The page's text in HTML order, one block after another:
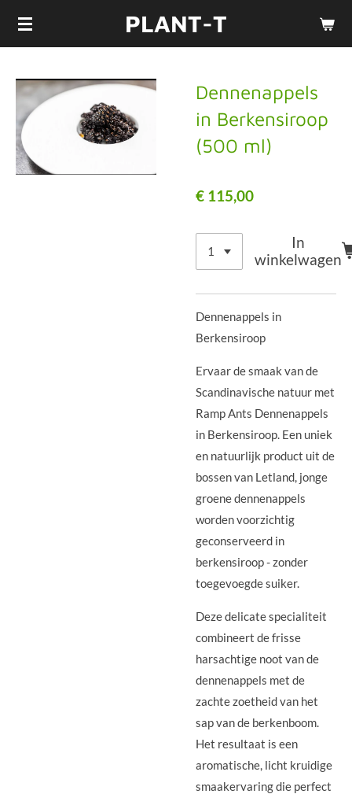
Ga
de
hoofdinhoud
PLANT-T
Dennenappels
in Berkensiroop
(500 ml)
€ 115,00
In
winkelwagen
Dennenappels in
Berkensiroop
Ervaar de smaak van de
Scandinavische natuur met
Ramp Ants Dennenappels
in Berkensiroop. Een uniek
en natuurlijk product uit de
bossen van Letland, jonge
groene dennenappels
worden voorzichtig
geconserveerd in
berkensiroop - zonder
toegevoegde suiker.
Deze delicate specialiteit
combineert de frisse
harsachtige noot van de
dennenappels met de
zachte zoetheid van het
sap van de berkenboom.
Het resultaat is een
aromatische, licht kruidige
smaakervaring die perfect